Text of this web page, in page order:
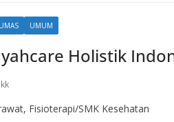
UMUM
Holistik
Fisioterapi/SMK Kesehatan